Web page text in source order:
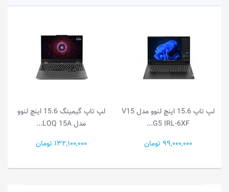
لپ تاپ 15.6 اینچ لنوو مدل V15
لپ تاپ گیمینگ 15.6 اینچ لنوو
مدل LOQ 15A...
132,100,000 تومان
لپ تاپ گیمینگ 15.1
مدل Legion...
386,500,000 تومان